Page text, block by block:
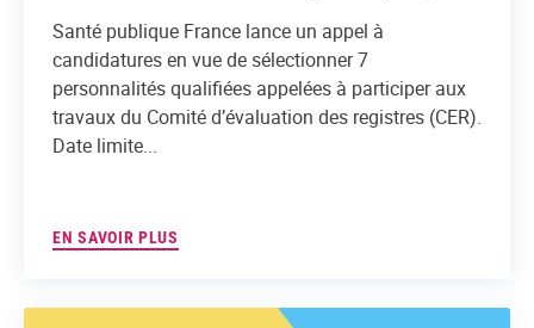
Santé publique France lance un appel à
candidatures en vue de sélectionner 7
personnalités qualifiées appelées à participer aux
travaux du Comité d’évaluation des registres (CER).
Date limite...
EN SAVOIR PLUS